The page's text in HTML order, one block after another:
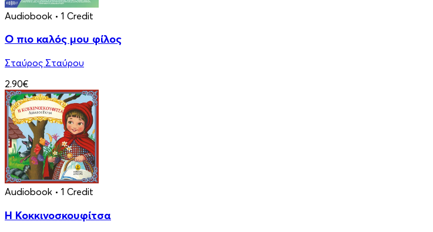
Audiobook • 1 Credit
Ο πιο καλός μου φίλος
Σταύρος Σταύρου
2.90€
Audiobook • 1 Credit
Η Κοκκινοσκουφίτσα